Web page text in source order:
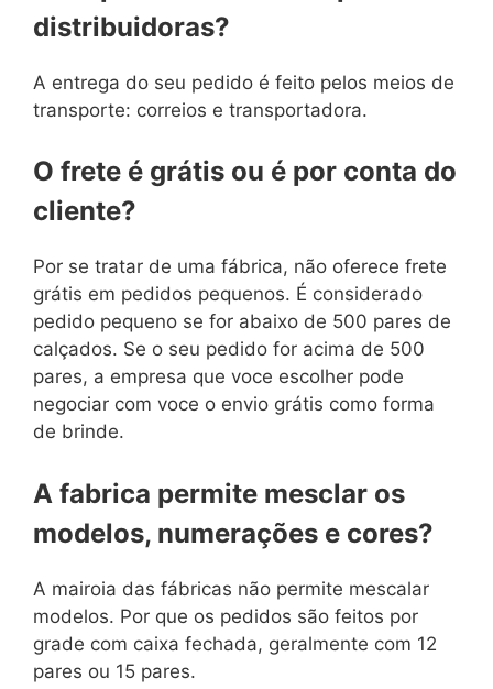
distribuidoras?
A entrega do seu pedido é feito pelos meios de
transporte: correios e transportadora.
O frete é grátis ou é por conta do
cliente?
Por se tratar de uma fábrica, não oferece frete
grátis em pedidos pequenos. É considerado
pedido pequeno se for abaixo de 500 pares de
calçados. Se o seu pedido for acima de 500
pares, a empresa que voce escolher pode
negociar com voce o envio grátis como forma
de brinde.
A fabrica permite mesclar os
modelos, numerações e cores?
A mairoia das fábricas não permite mescalar
modelos. Por que os pedidos são feitos por
grade com caixa fechada, geralmente com 12
pares ou 15 pares.